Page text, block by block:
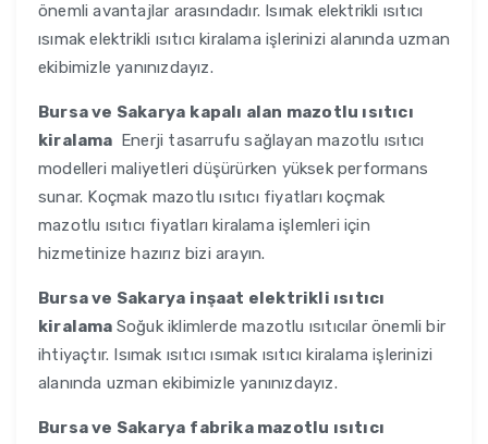
önemli avantajlar arasındadır. Isımak elektrikli ısıtıcı
ısımak elektrikli ısıtıcı kiralama işlerinizi alanında uzman
ekibimizle yanınızdayız.
Bursa ve Sakarya kapalı alan mazotlu ısıtıcı
kiralama Enerji tasarrufu sağlayan mazotlu ısıtıcı
modelleri maliyetleri düşürürken yüksek performans
sunar. Koçmak mazotlu ısıtıcı fiyatları koçmak
mazotlu ısıtıcı fiyatları kiralama işlemleri için
hizmetinize hazırız bizi arayın.
Bursa ve Sakarya inşaat elektrikli ısıtıcı
kiralama Soğuk iklimlerde mazotlu ısıtıcılar önemli bir
ihtiyaçtır. Isımak ısıtıcı ısımak ısıtıcı kiralama işlerinizi
alanında uzman ekibimizle yanınızdayız.
Bursa ve Sakarya fabrika mazotlu ısıtıcı